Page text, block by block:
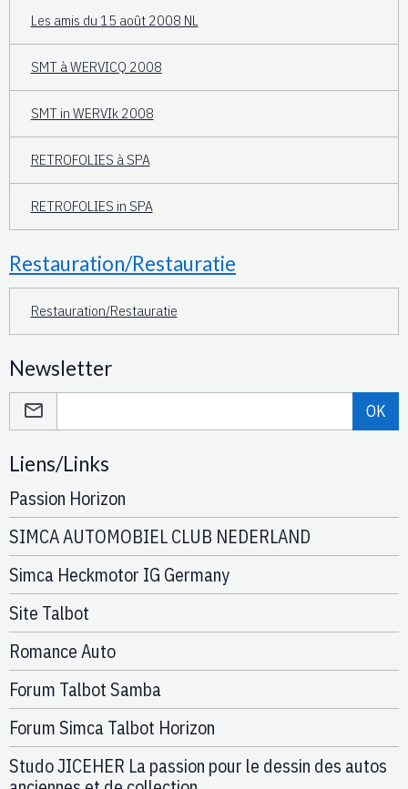
Les amis du 15 août 2008 NL
SMT à WERVICQ 2008
SMT in WERVIk 2008
RETROFOLIES à SPA
RETROFOLIES in SPA
Restauration/Restauratie
Restauration/Restauratie
Newsletter
OK
Liens/Links
Passion Horizon
SIMCA AUTOMOBIEL CLUB NEDERLAND
Simca Heckmotor IG Germany
Site Talbot
Romance Auto
Forum Talbot Samba
Forum Simca Talbot Horizon
Studo JICEHER La passion pour le dessin des autos